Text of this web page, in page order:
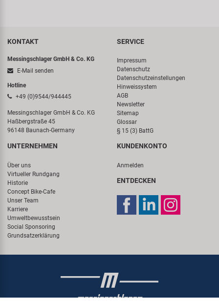
KONTAKT
Messingschlager GmbH & Co. KG
E-Mail senden
Hotline
+49 (0)9544/944445
Messingschlager GmbH & Co. KG
Haßbergstraße 45
96148 Baunach-Germany
SERVICE
Impressum
Datenschutz
Datenschutzeinstellungen
Hinweissystem
AGB
Newsletter
Sitemap
Glossar
§ 15 (3) BattG
UNTERNEHMEN
Über uns
Virtueller Rundgang
Historie
Concept Bike-Cafe
Unser Team
Karriere
Umweltbewusstsein
Social Sponsoring
Grundsatzerklärung
KUNDENKONTO
Anmelden
ENTDECKEN